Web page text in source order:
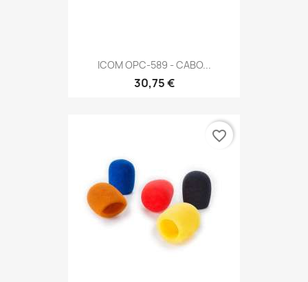
ICOM OPC-589 - CABO...
30,75 €
favorite_border